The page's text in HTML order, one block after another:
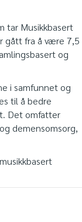
tar Musikkbasert
gått fra å være 7,5
og
i samfunnet og
til å bedre
Det omfatter
demensomsorg,